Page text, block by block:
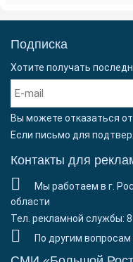
Подписка
Хотите получать
Вы можете отказаться
Если письмо для
Контакты для
Мы работаем в г.
области
Тел. рекламной службы:
По другим вопросам